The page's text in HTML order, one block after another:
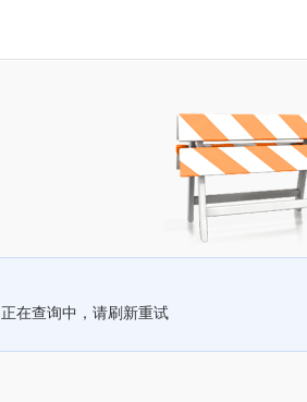
正在查询中，请刷新重试